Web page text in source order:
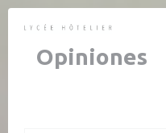
Personalización de sus
Opiniones